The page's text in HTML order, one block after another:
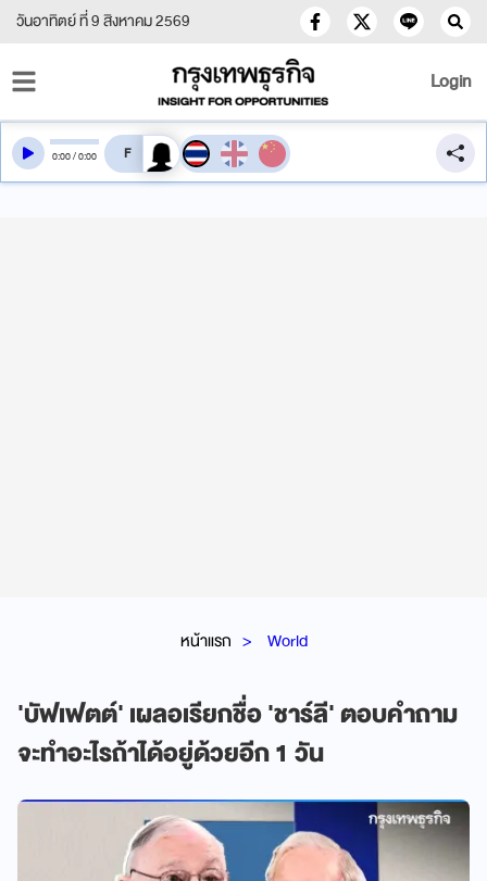
วันอาทิตย์ ที่ 9 สิงหาคม 2569
Login
หน้าแรก World
'บัฟเฟตต์' เผลอเรียกชื่อ 'ชาร์ลี' ตอบคำถาม
จะทำอะไรถ้าได้อยู่ด้วยอีก 1 วัน
0:00/0:00 สลับเสียงอ่าน